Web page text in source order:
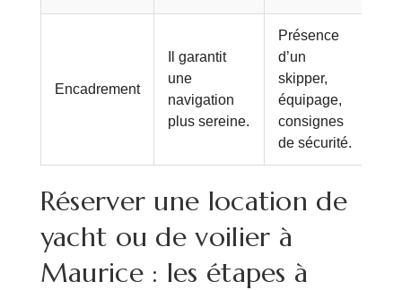
Encadrement
Il garantit
une
navigation
plus sereine.
Présence
d’un
skipper,
équipage,
consignes
de sécurité.
Réserver une location de
yacht ou de voilier à
Maurice : les étapes à